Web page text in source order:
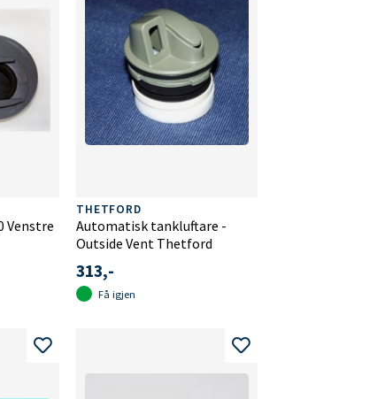
Venstre
THETFORD
Automatisk tankluftare -
Outside Vent Thetford
313,-
Få igjen